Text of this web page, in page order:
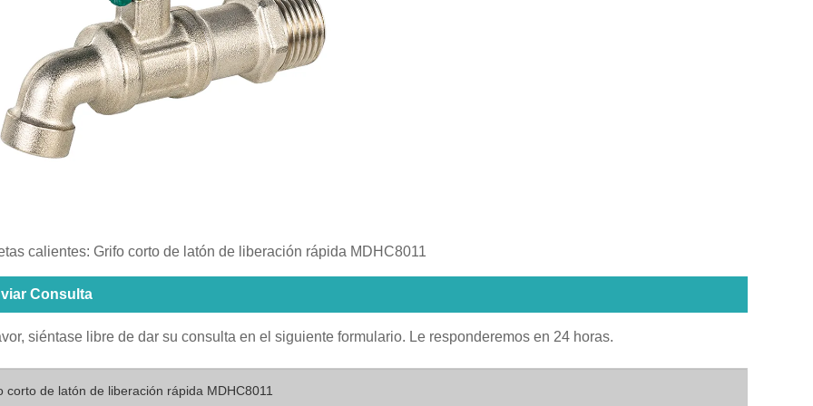
calientes: Grifo corto de latón de liberación rápida MDHC8011
Consulta
siéntase libre de dar su consulta en el siguiente formulario. Le responderemos en 24 horas.